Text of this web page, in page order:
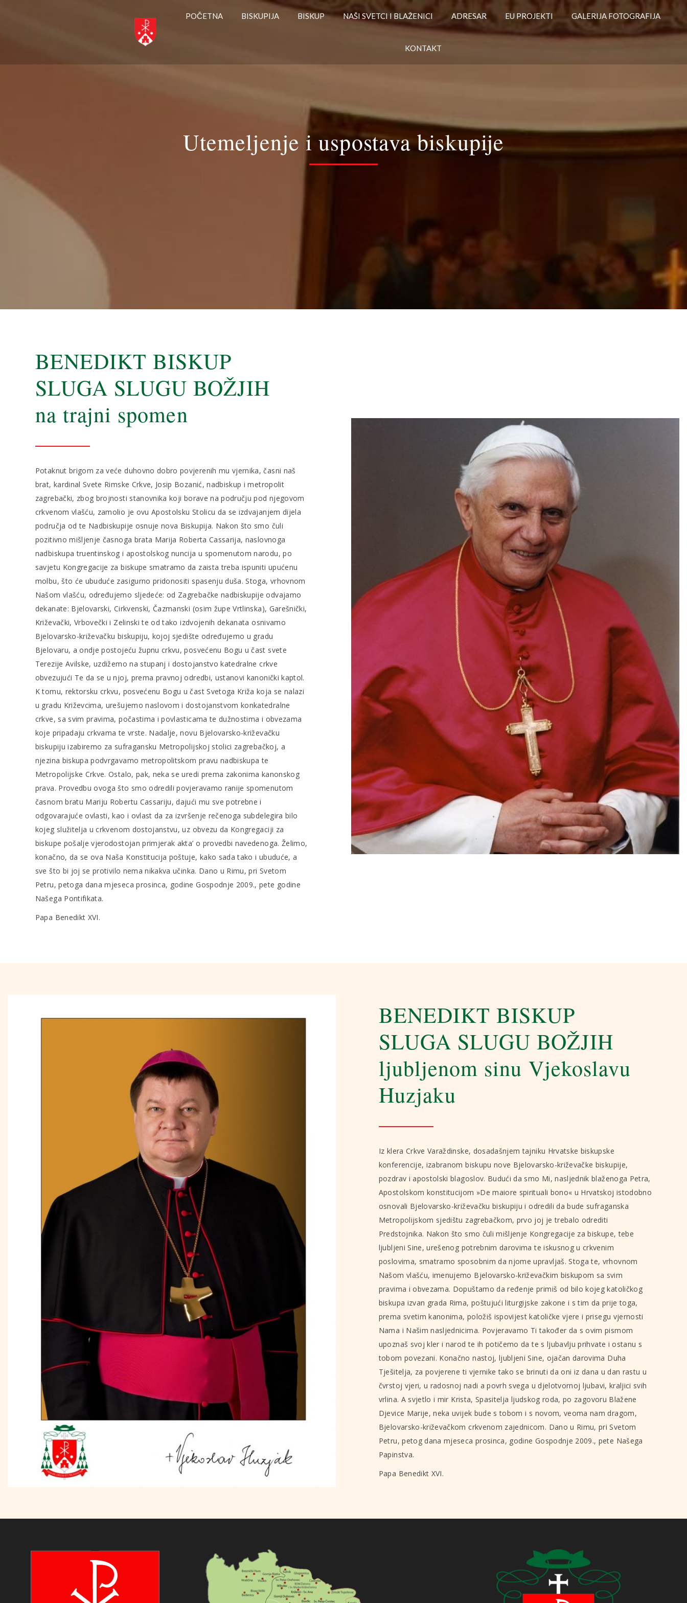
POČETNA BISKUPIJA BISKUP NAŠI SVETCI I BLAŽENICI ADRESAR EU PROJEKTI GALERIJA FOTOGRAFIJA
KONTAKT
Utemeljenje i uspostava biskupije
BENEDIKT BISKUP
SLUGA SLUGU BOŽJIH
na trajni spomen
Potaknut brigom za veće duhovno dobro povjerenih mu vjernika, časni naš
brat, kardinal Svete Rimske Crkve, Josip Bozanić, nadbiskup i metropolit
zagrebački, zbog brojnosti stanovnika koji borave na području pod njegovom
crkvenom vlašću, zamolio je ovu Apostolsku Stolicu da se izdvajanjem dijela
područja od te Nadbiskupije osnuje nova Biskupija. Nakon što smo čuli
pozitivno mišljenje časnoga brata Marija Roberta Cassarija, naslovnoga
nadbiskupa truentinskog i apostolskog nuncija u spomenutom narodu, po
savjetu Kongregacije za biskupe smatramo da zaista treba ispuniti upućenu
molbu, što će ubuduće zasigurno pridonositi spasenju duša. Stoga, vrhovnom
Našom vlašću, određujemo sljedeće: od Zagrebačke nadbiskupije odvajamo
dekanate: Bjelovarski, Cirkvenski, Čazmanski (osim župe Vrtlinska), Garešnički,
Križevački, Vrbovečki i Zelinski te od tako izdvojenih dekanata osnivamo
Bjelovarsko-križevačku biskupiju, kojoj sjedište određujemo u gradu
Bjelovaru, a ondje postojeću župnu crkvu, posvećenu Bogu u čast svete
Terezije Avilske, uzdižemo na stupanj i dostojanstvo katedralne crkve
obvezujući Te da se u njoj, prema pravnoj odredbi, ustanovi kanonički kaptol.
K tomu, rektorsku crkvu, posvećenu Bogu u čast Svetoga Križa koja se nalazi
u gradu Križevcima, urešujemo naslovom i dostojanstvom konkatedralne
crkve, sa svim pravima, počastima i povlasticama te dužnostima i obvezama
koje pripadaju crkvama te vrste. Nadalje, novu Bjelovarsko-križevačku
biskupiju izabiremo za sufragansku Metropolijskoj stolici zagrebačkoj, a
njezina biskupa podvrgavamo metropolitskom pravu nadbiskupa te
Metropolijske Crkve. Ostalo, pak, neka se uredi prema zakonima kanonskog
prava. Provedbu ovoga što smo odredili povjeravamo ranije spomenutom
časnom bratu Mariju Robertu Cassariju, dajući mu sve potrebne i
odgovarajuće ovlasti, kao i ovlast da za izvršenje rečenoga subdelegira bilo
kojeg služitelja u crkvenom dostojanstvu, uz obvezu da Kongregaciji za
biskupe pošalje vjerodostojan primjerak akta’ o provedbi navedenoga. Želimo,
konačno, da se ova Naša Konstitucija poštuje, kako sada tako i ubuduće, a
sve što bi joj se protivilo nema nikakva učinka. Dano u Rimu, pri Svetom
Petru, petoga dana mjeseca prosinca, godine Gospodnje 2009., pete godine
Našega Pontifikata.
Papa Benedikt XVI.
BENEDIKT BISKUP
SLUGA SLUGU BOŽJIH
ljubljenom sinu Vjekoslavu
Huzjaku
Iz klera Crkve Varaždinske, dosadašnjem tajniku Hrvatske biskupske
konferencije, izabranom biskupu nove Bjelovarsko-križevačke biskupije,
pozdrav i apostolski blagoslov. Budući da smo Mi, nasljednik blaženoga Petra,
Apostolskom konstitucijom »De maiore spirituali bono« u Hrvatskoj istodobno
osnovali Bjelovarsko-križevačku biskupiju i odredili da bude sufraganska
Metropolijskom sjedištu zagrebačkom, prvo joj je trebalo odrediti
Predstojnika. Nakon što smo čuli mišljenje Kongregacije za biskupe, tebe
ljubljeni Sine, urešenog potrebnim darovima te iskusnog u crkvenim
poslovima, smatramo sposobnim da njome upravljaš. Stoga te, vrhovnom
Našom vlašću, imenujemo Bjelovarsko-križevačkim biskupom sa svim
pravima i obvezama. Dopuštamo da ređenje primiš od bilo kojeg katoličkog
biskupa izvan grada Rima, poštujući liturgijske zakone i s tim da prije toga,
prema svetim kanonima, položiš ispovijest katoličke vjere i prisegu vjernosti
Nama i Našim nasljednicima. Povjeravamo Ti također da s ovim pismom
upoznaš svoj kler i narod te ih potičemo da te s ljubavlju prihvate i ostanu s
tobom povezani. Konačno nastoj, ljubljeni Sine, ojačan darovima Duha
Tješitelja, za povjerene ti vjernike tako se brinuti da oni iz dana u dan rastu u
čvrstoj vjeri, u radosnoj nadi a povrh svega u djelotvornoj ljubavi, kraljici svih
vrlina. A svjetlo i mir Krista, Spasitelja ljudskog roda, po zagovoru Blažene
Djevice Marije, neka uvijek bude s tobom i s novom, veoma nam dragom,
Bjelovarsko-križevačkom crkvenom zajednicom. Dano u Rimu, pri Svetom
Petru, petog dana mjeseca prosinca, godine Gospodnje 2009., pete Našega
Papinstva.
Papa Benedikt XVI.